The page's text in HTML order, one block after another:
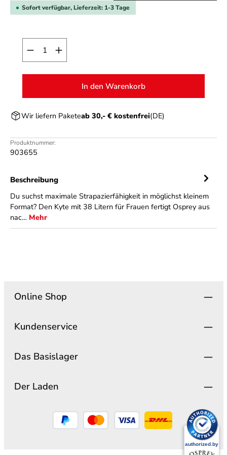
Sofort verfügbar, Lieferzeit: 1-3 Tage
Produkt Anzahl: Gib den gewünschten Wert
In den Warenkorb
Wir liefern Paketeab 30,- € kostenfrei(DE)
Produktnummer:
903655
Beschreibung
Du suchst maximale Strapazierfähigkeit in möglichst kleinem
Format? Den Kyte mit 38 Litern für Frauen fertigt Osprey aus
nac… Mehr
Online Shop
Kundenservice
Das Basislager
Der Laden